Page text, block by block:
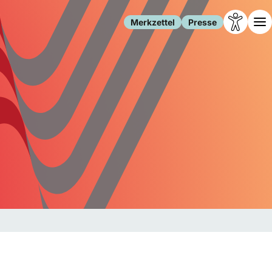
Merkzettel Presse
Leben
Familie
Freizeit
Gesundheit
Internet
Gesellschaft
Forschung
Migration
Polizei